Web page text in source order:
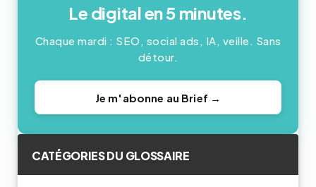
Le digital en 5 minutes.
Chaque mardi : SEO, social ads, IA, veille. Sans
détour.
Je m'abonne au Brief →
CATÉGORIES DU GLOSSAIRE